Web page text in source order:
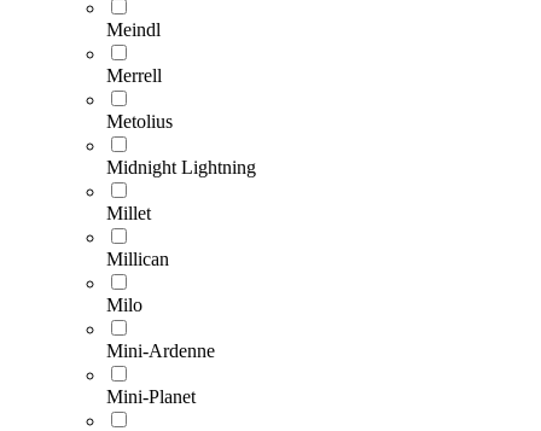
Meindl
Merrell
Metolius
Midnight Lightning
Millet
Millican
Milo
Mini-Ardenne
Mini-Planet